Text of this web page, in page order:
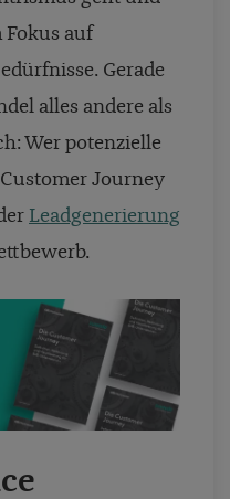
Fokus auf
Gerade
alles andere als
Wer potenzielle
Journey
Leadgenerierung